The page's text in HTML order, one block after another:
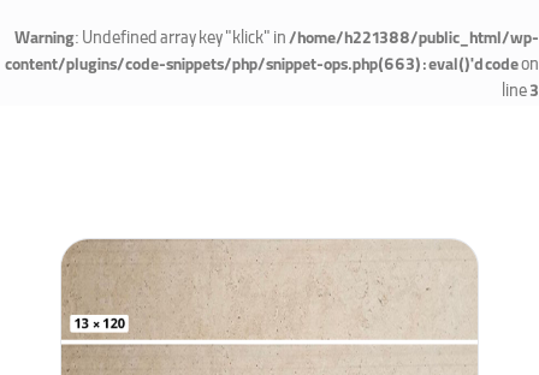
Warning: Undefined array key "klick" in/home/h221388/public_html/wp-
content/plugins/code-snippets/php/snippet-ops.php(663) : eval()'d codeon
line3